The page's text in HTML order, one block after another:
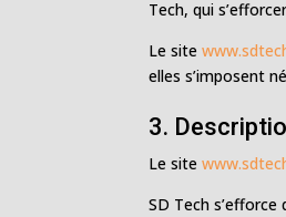
Tech, qui
Le site
elles s’imposent
3.
Le site
SD Tech